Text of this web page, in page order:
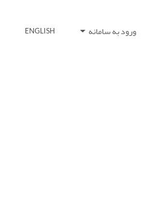
ورود به سامانه ENGLISH